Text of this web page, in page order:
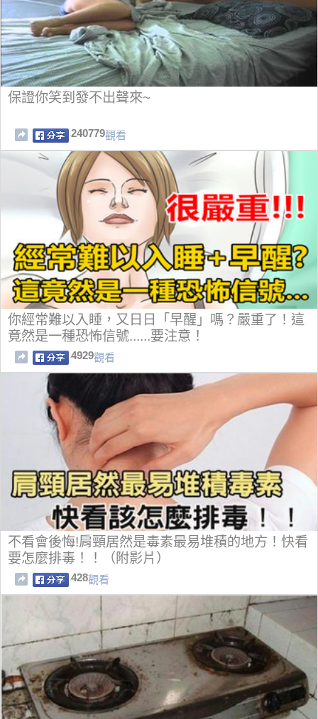
保證你笑到發不出聲來~
240779觀看
你經常難以入睡，又日日「早醒」嗎？嚴重了！這
竟然是一種恐怖信號......要注意！
4929觀看
不看會後悔!肩頸居然是毒素最易堆積的地方！快看
要怎麼排毒！！（附影片）
428觀看